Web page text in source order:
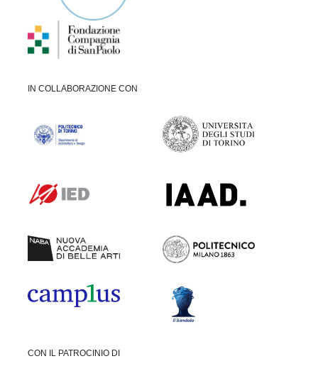
IN COLLABORAZIONE CON
CON IL PATROCINIO DI